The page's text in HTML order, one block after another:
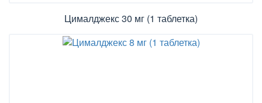
Цималджекс 30 мг (1 таблетка)